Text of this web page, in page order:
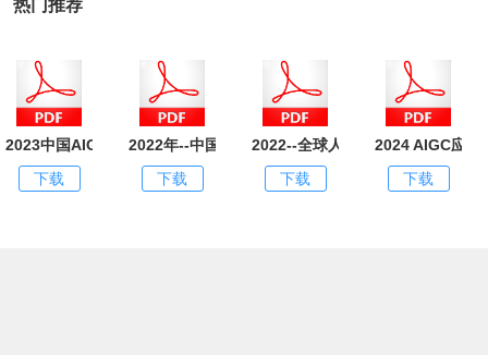
热门推荐
2023中国AIGC商业潜力研究报告
下载
2022年--中国人工智能产业创业与投资报告）
下载
2022--全球人工智能产业研究报告
下载
2024 AIGC应用
下载